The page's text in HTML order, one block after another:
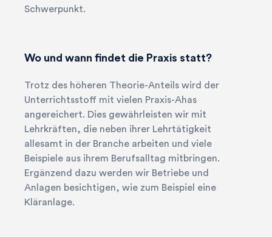
Schwerpunkt.
Wo und wann findet die Praxis statt?
Trotz des höheren Theorie-Anteils wird der
Unterrichtsstoff mit vielen Praxis-Ahas
angereichert. Dies gewährleisten wir mit
Lehrkräften, die neben ihrer Lehrtätigkeit
allesamt in der Branche arbeiten und viele
Beispiele aus ihrem Berufsalltag mitbringen.
Ergänzend dazu werden wir Betriebe und
Anlagen besichtigen, wie zum Beispiel eine
Kläranlage.